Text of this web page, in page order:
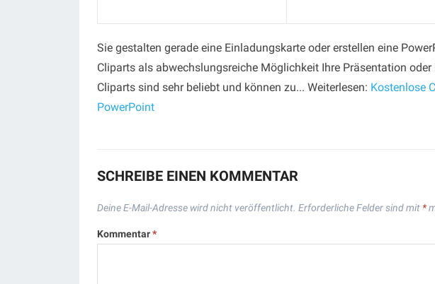
Sie gestalten gerade eine Einladungskarte oder erstellen eine
Cliparts als abwechslungsreiche Möglichkeit Ihre Präsentation
Cliparts sind sehr beliebt und können zu... Weiterlesen: Kostenlose
PowerPoint
SCHREIBE EINEN KOMMENTAR
Deine E-Mail-Adresse wird nicht veröffentlicht. Erforderliche Felder sind mit *
Kommentar*